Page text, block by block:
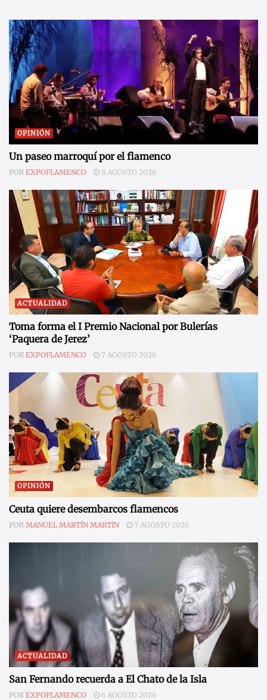
OPINIÓN
Un paseo marroquí por el flamenco
POR EXPOFLAMENCO 8 AGOSTO 2026
ACTUALIDAD
Toma forma el I Premio Nacional por Bulerías
‘Paquera de Jerez’
POR EXPOFLAMENCO 7 AGOSTO 2026
OPINIÓN
Ceuta quiere desembarcos flamencos
POR MANUEL MARTÍN MARTÍN 7 AGOSTO 2026
ACTUALIDAD
San Fernando recuerda a El Chato de la Isla
POR EXPOFLAMENCO 6 AGOSTO 2026